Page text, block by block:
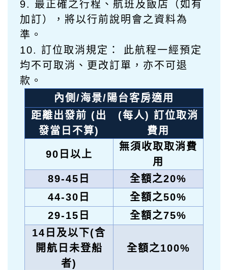
9. 最正確之行程、航班及飯店（如有
加訂），將以行前說明會之資料為
準。
10. 訂位取消規定： 此航程一經預定
均不可取消、更改訂單，亦不可退
款。
內側/海景/陽台客房適用
距離出發前 (出
發當日不算)
(每人) 訂位取消
費用
90 日以上
無須收取取消費
用
89-45 日
全額之20%
44-30 日
全額之50%
29-15 日
全額之75%
14 日及以下(含
開航日未登船
者)
全額之100%